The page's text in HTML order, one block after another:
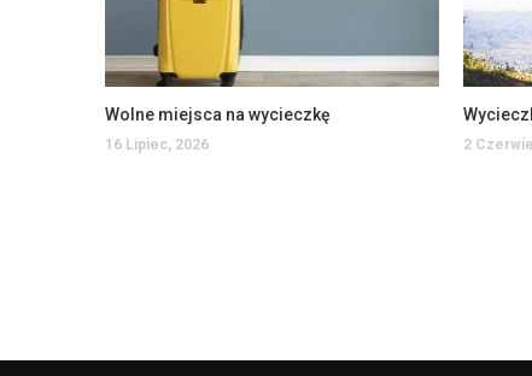
Wolne miejsca na wycieczkę
16 Lipiec, 2026 2